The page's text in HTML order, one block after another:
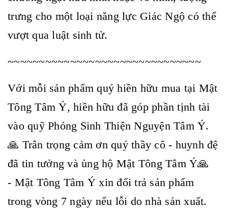
trưng cho một loại năng lực Giác Ngộ có thể
vượt qua luật sinh tử.
~~~~~~~~~~~~~~~~~~~~~~~~~~~~~~~
Với mỗi sản phẩm quý hiền hữu mua tại Mật
Tông Tâm Ý, hiền hữu đã góp phần tịnh tài
vào quỹ Phóng Sinh Thiện Nguyện Tâm Ý.
🙏 Trân trọng cảm ơn quý thầy cô - huynh đệ
đã tin tưởng và ủng hộ Mật Tông Tâm Ý🙏
- Mật Tông Tâm Ý xin đổi trả sản phẩm
trong vòng 7 ngày nếu lỗi do nhà sản xuất.